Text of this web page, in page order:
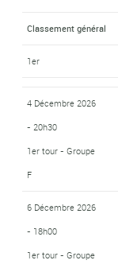
Classement général
1er
4 Décembre 2026
- 20h30
1er tour - Groupe
F
6 Décembre 2026
- 18h00
1er tour - Groupe